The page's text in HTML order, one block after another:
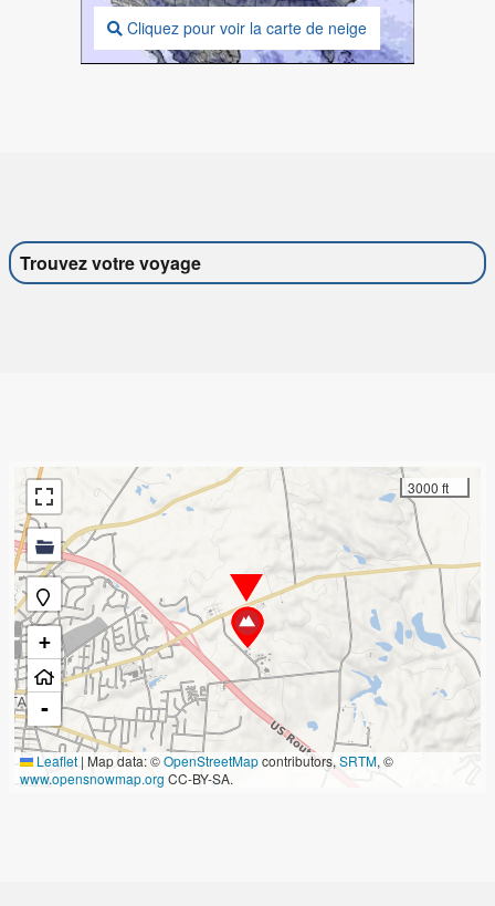
Cliquez pour voir la carte de neige
Trouvez votre voyage
+
-
3000 ft
Leaflet | Map data: ©OpenStreetMapcontributors,SRTM, ©
www.opensnowmap.org CC-BY-SA.